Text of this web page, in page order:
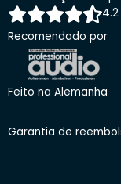
4.2
Recomendado por
Feito na Alemanha
Garantia de